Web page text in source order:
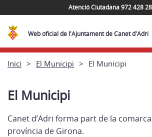
Atenció Ciutadana 972 428
Web oficial de l'Ajuntament de Canet d'Adri
Inici El Municipi El Municipi
El Municipi
Canet d’Adri forma part de la
província de Girona.